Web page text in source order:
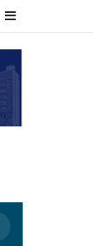
Article
Sidebar
Buscar